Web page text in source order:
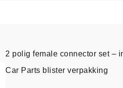
2 polig female connector set –
Car Parts blister verpakking